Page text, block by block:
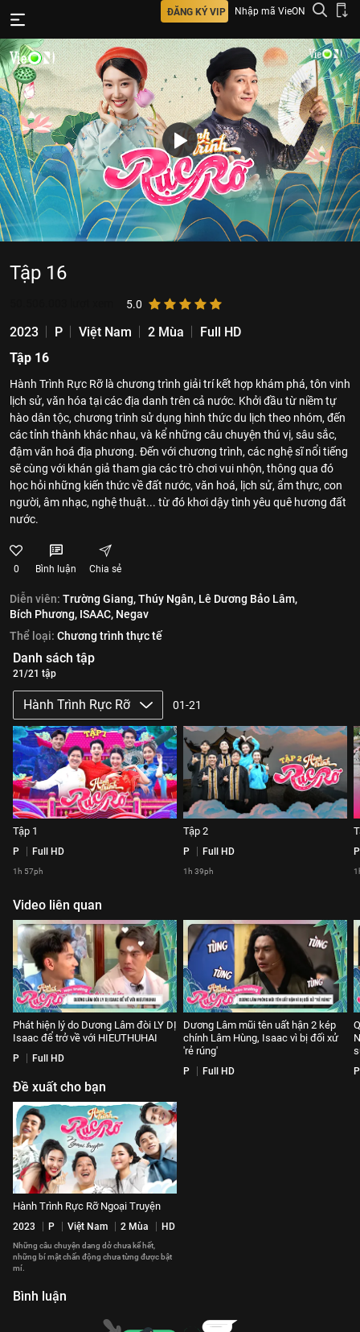
ĐĂNG KÝ VIP Nhập mã VieON
Tập 16
5.0
2023 P Việt Nam 2 Mùa
Full HD
Tập 16
Hành Trình Rực Rỡ là chương trình giải trí kết hợp khám phá, tôn vinh
lịch sử, văn hóa tại các địa danh trên cả nước. Khởi đầu từ niềm tự
hào dân tộc, chương trình sử dụng hình thức du lịch theo nhóm, đến
các tỉnh thành khác nhau, và kể những câu chuyện thú vị, sâu sắc,
đậm văn hoá địa phương. Đến với chương trình, các nghệ sĩ nổi tiếng
sẽ cùng với khán giả tham gia các trò chơi vui nhộn, thông qua đó
học hỏi những kiến thức về đất nước, văn hoá, lịch sử, ẩm thực, con
người, âm nhạc, nghệ thuật... từ đó khơi dậy tình yêu quê hương đất
nước.
0 Bình luận Chia sẻ
Diễn viên: Trường Giang,Thúy Ngân, Lê Dương Bảo Lâm,
Bích Phương, ISAAC, Negav
Thể loại: Chương trình thực tế
Danh sách tập
21/21 tập
Hành Trình Rực Rỡ 01-21
Tập 1
P Full HD
1h 57ph
Tập 2
P Full HD
1h 39ph
P
Video liên quan
Phát hiện lý do Dương Lâm đòi LY DỊ
Isaac để trở về với HIEUTHUHAI
P Full HD
Dương Lâm mũi tên uất hận 2 kép
chính Lâm Hùng, Isaac vì bị đối xử
'rẻ rúng'
P Full HD P
Đề xuất cho bạn
Hành Trình Rực Rỡ Ngoại Truyện
2023 P Việt Nam 2 Mùa HD
Những câu chuyện dang dở chưa kể hết,
những bí mật chấn động chưa từng được bật
mí.
Bình luận